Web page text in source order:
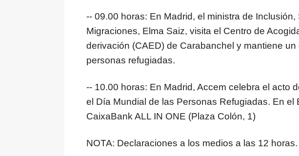
-- 09.00 horas: En Madrid, el ministra de
Migraciones, Elma Saiz, visita el Centro de
derivación (CAED) de Carabanchel y mantiene
personas refugiadas.
-- 10.00 horas: En Madrid, Accem celebra el acto
el Día Mundial de las Personas Refugiadas. En el
CaixaBank ALL IN ONE (Plaza Colón, 1)
NOTA: Declaraciones a los medios a las 12 horas.